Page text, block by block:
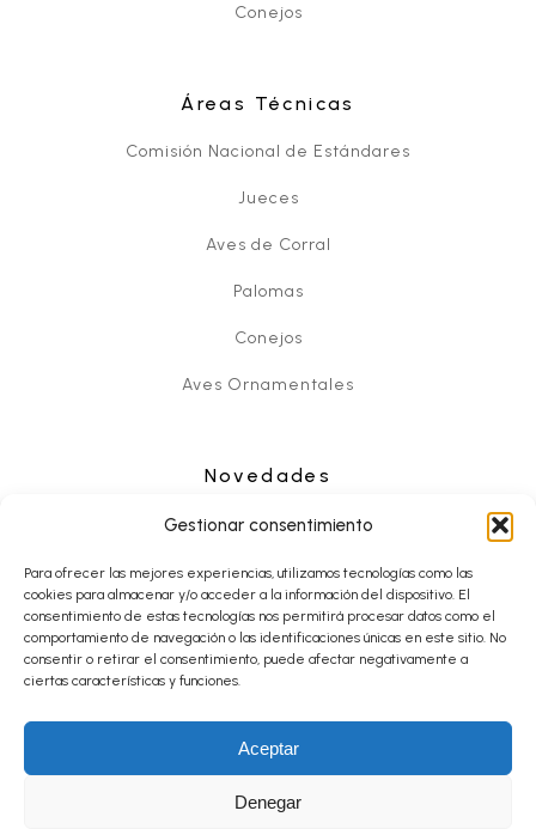
Gestionar consentimiento
Para ofrecer las mejores experiencias, utilizamos tecnologías como las
cookies para almacenar y/o acceder a la información del dispositivo. El
consentimiento de estas tecnologías nos permitirá procesar datos como el
comportamiento de navegación o las identificaciones únicas en este sitio. No
consentir o retirar el consentimiento, puede afectar negativamente a
ciertas características y funciones.
Aceptar
Denegar
Conejos
Áreas Técnicas
Comisión Nacional de Estándares
Jueces
Aves de Corral
Palomas
Conejos
Aves Ornamentales
Novedades
Noticias
Eventos
Contacto
© Desde 2013 CopyRight FESACOCUR.ES - Todos los derechos
reservados.